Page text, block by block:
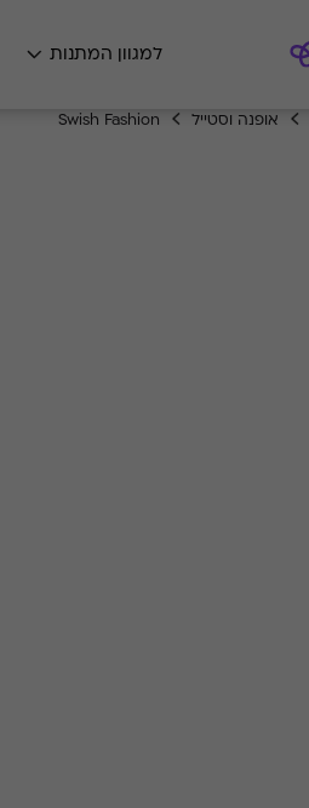
למגוון המתנות
אופנה וסטייל Swish Fashion